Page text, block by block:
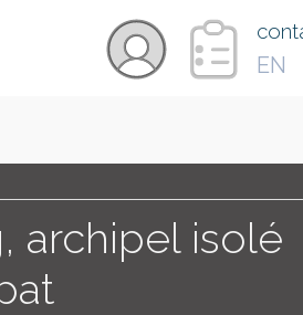
EN
archipel isolé